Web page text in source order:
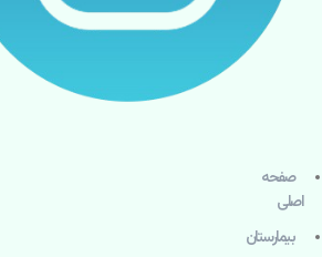
صفحه
اصلی
بيمارستان